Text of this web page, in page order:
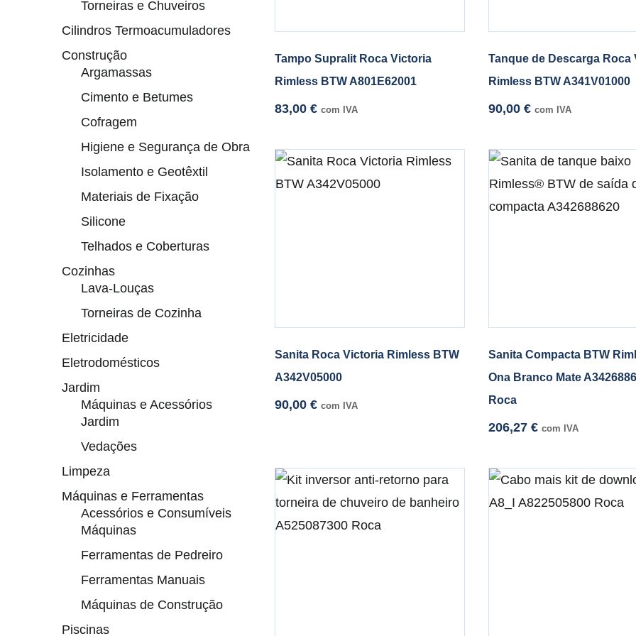
Tampo Supralit Roca Victoria
Rimless BTW A801E62001
83,00 € com IVA
Tanque de Descarga Roca
Rimless BTW A341V01000
90,00 € com IVA
Sanita Roca Victoria Rimless BTW
A342V05000
90,00 € com IVA
Sanita Compacta BTW
Ona Branco Mate
Roca
206,27 € com IVA
Torneiras e Chuveiros
Cilindros Termoacumuladores
Construção
Argamassas
Cimento e Betumes
Cofragem
Higiene e Segurança de Obra
Isolamento e Geotêxtil
Materiais de Fixação
Silicone
Telhados e Coberturas
Cozinhas
Lava-Louças
Torneiras de Cozinha
Eletricidade
Eletrodomésticos
Jardim
Máquinas e Acessórios
Jardim
Vedações
Limpeza
Máquinas e Ferramentas
Acessórios e Consumíveis
Máquinas
Ferramentas de Pedreiro
Ferramentas Manuais
Máquinas de Construção
Piscinas